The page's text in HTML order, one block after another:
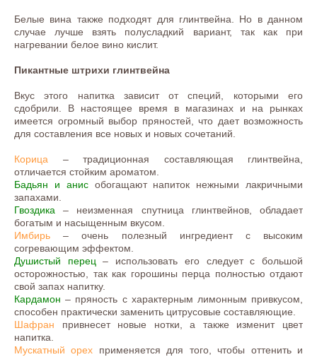
Белые вина также подходят для глинтвейна. Но в данном
случае лучше взять полусладкий вариант, так как при
нагревании белое вино кислит.
Пикантные штрихи глинтвейна
Вкус этого напитка зависит от специй, которыми его
сдобрили. В настоящее время в магазинах и на рынках
имеется огромный выбор пряностей, что дает возможность
для составления все новых и новых сочетаний.
Корица – традиционная составляющая глинтвейна,
отличается стойким ароматом.
Бадьян и анисобогащают напиток нежными лакричными
запахами.
Гвоздика – неизменная спутница глинтвейнов, обладает
богатым и насыщенным вкусом.
Имбирь – очень полезный ингредиент с высоким
согревающим эффектом.
Душистый перец – использовать его следует с большой
осторожностью, так как горошины перца полностью отдают
свой запах напитку.
Кардамон – пряность с характерным лимонным привкусом,
способен практически заменить цитрусовые составляющие.
Шафран привнесет новые нотки, а также изменит цвет
напитка.
Мускатный орех применяется для того, чтобы оттенить и